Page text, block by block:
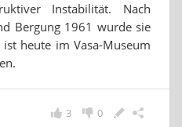
Instabilität. Nach
Bergung 1961 wurde sie
heute im Vasa-Museum
0
3